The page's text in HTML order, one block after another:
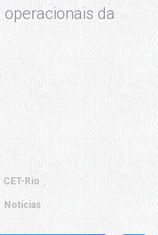
da
CET-Rio
Notícias